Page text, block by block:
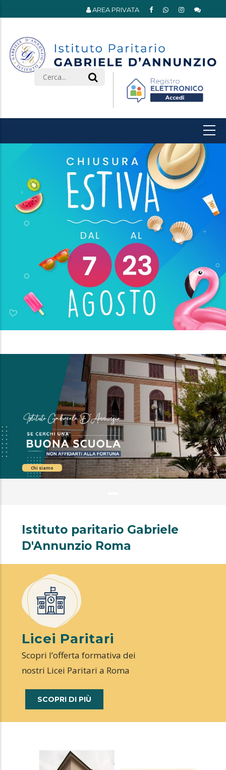
AREA PRIVATA
Search
Chi siamo
Istituto paritario Gabriele
D'Annunzio Roma
Licei Paritari
Scopri l’offerta formativa dei
nostri Licei Paritari a Roma
SCOPRI DI PIÙ